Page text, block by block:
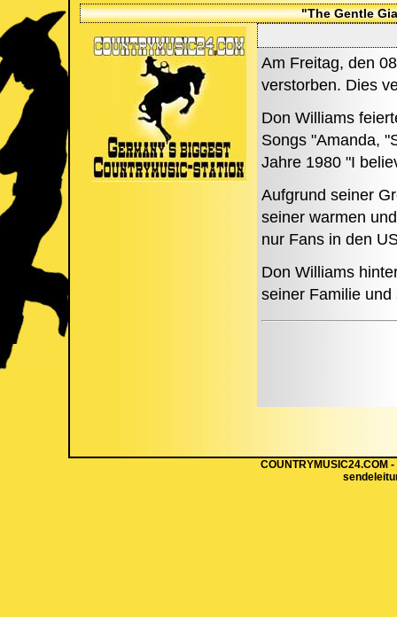
"The Gentle
Am Freitag, den
verstorben. Dies
Don Williams
Songs "Amanda,
Jahre 1980 "I
Aufgrund seiner
seiner warmen
nur Fans in den
Don Williams
seiner Familie
COUNTRYMUSIC24.COM